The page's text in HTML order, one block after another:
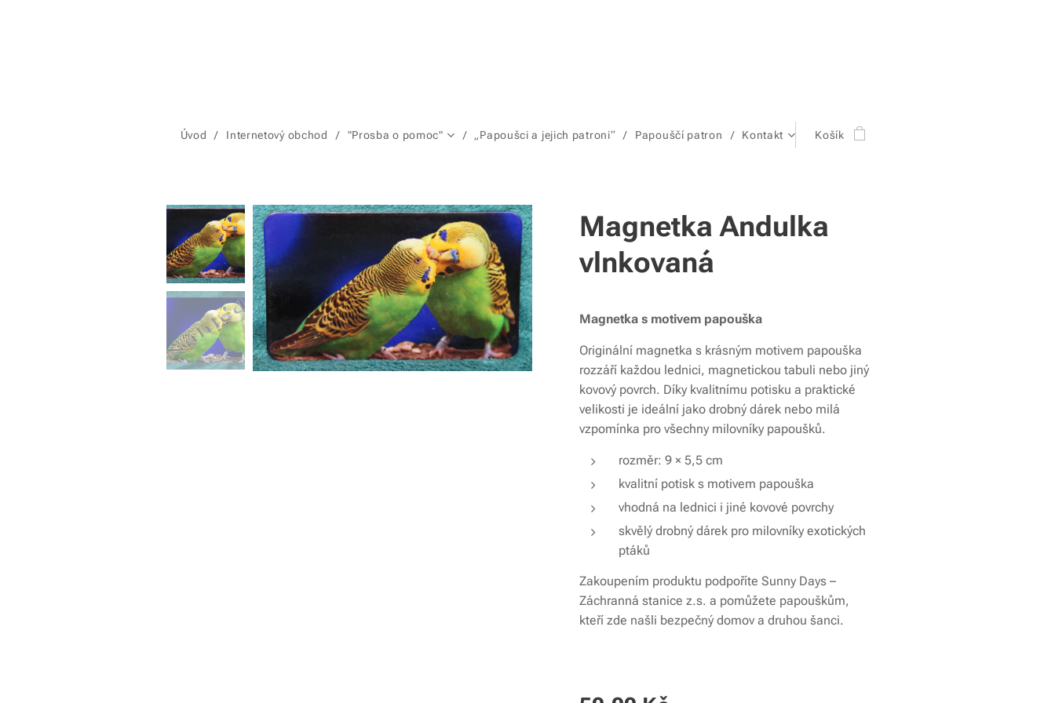
Úvod Internetový obchod "Prosba o pomoc" „Papoušci a jejich patroni“ Papouščí patron Kontakt Košík
Magnetka Andulka
vlnkovaná
Magnetka s motivem papouška
Originální magnetka s krásným motivem papouška
rozzáří každou lednici, magnetickou tabuli nebo jiný
kovový povrch. Díky kvalitnímu potisku a praktické
velikosti je ideální jako drobný dárek nebo milá
vzpomínka pro všechny milovníky papoušků.
rozměr: 9 × 5,5 cm
kvalitní potisk s motivem papouška
vhodná na lednici i jiné kovové povrchy
skvělý drobný dárek pro milovníky exotických
ptáků
Zakoupením produktu podpoříte Sunny Days –
Záchranná stanice z.s. a pomůžete papouškům,
kteří zde našli bezpečný domov a druhou šanci.